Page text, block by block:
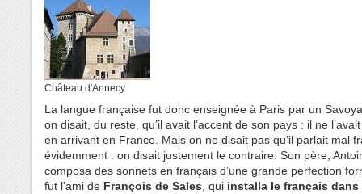
Château d'Annecy
La langue française fut donc enseignée à Paris par un
on disait, du reste, qu’il avait l’accent de son pays : il ne
en arrivant en France. Mais on ne disait pas qu’il parlait mal
évidemment : on disait justement le contraire. Son père,
composa des sonnets en français d’une grande perfection
fut l’ami de François de Sales, qui installa le français dans